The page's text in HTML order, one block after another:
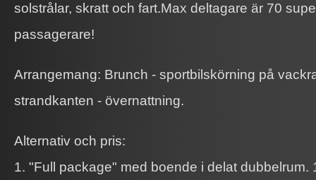
solstrålar, skratt och fart.Max deltagare är 70
passagerare!
Arrangemang: Brunch - sportbilskörning på
strandkanten - övernattning.
Alternativ och pris:
1. "Full package" med boende i delat dubbelrum.